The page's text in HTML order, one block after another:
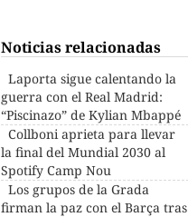
Noticias relacionadas
Laporta sigue calentando la
guerra con el Real Madrid:
“Piscinazo” de Kylian Mbappé
Collboni aprieta para llevar
la final del Mundial 2030 al
Spotify Camp Nou
Los grupos de la Grada
firman la paz con el Barça tras